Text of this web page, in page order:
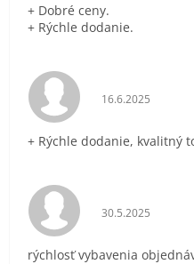
+ Dobré ceny.
+ Rýchle dodanie.
Hodnotenie
16.6.2025
+ Rýchle dodanie, kvalitný
Hodnotenie
30.5.2025
rýchlosť vybavenia